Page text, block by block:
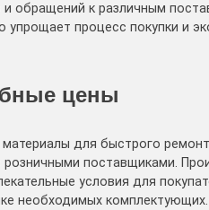
и обращений к различным
упрощает процесс покупки и
цены
для быстрого
поставщиками.
условия для
необходимых комплектующих.